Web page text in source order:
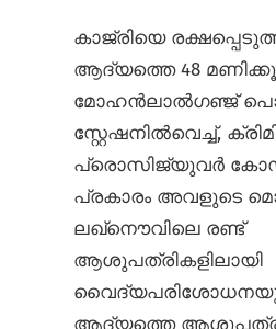
കാജ്രിയെ
ആദ്യത്തെ 48
മോഹൻലാൽഗഞ്ജ്
സ്റ്റേഷനിൽ‌വെച്ച്,
പ്രൊസിജ്യുവർ കോഡ്
പ്രകാരം അവളുടെ
ലഖ്നൌവിലെ രണ്ട്
ആശുപത്രികളിലായി
വൈദ്യപരിശോധനയും
ആദ്യത്തെ